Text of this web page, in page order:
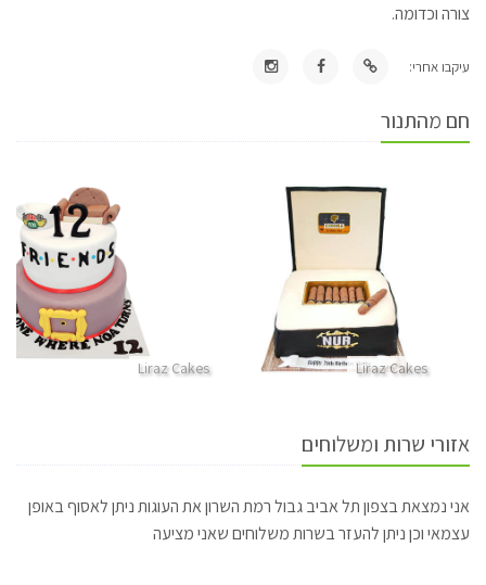
צורה וכדומה.
עיקבו אחרי:
חם מהתנור
Liraz Cakes
Liraz Cakes
אזורי שרות ומשלוחים
אני נמצאת בצפון תל אביב גבול רמת השרון את העוגות ניתן לאסוף באופן
עצמאי וכן ניתן להעזר בשרות משלוחים שאני מציעה